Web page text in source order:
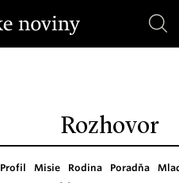
Rozhovor
Profil Misie Rodina Poradňa